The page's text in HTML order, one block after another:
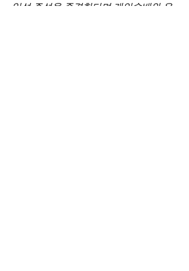
일성 주석을 존경한다며 개인숭배와 우